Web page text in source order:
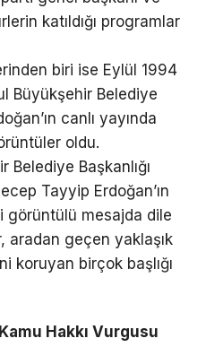
katıldığı programlar
biri ise Eylül 1994
Büyükşehir Belediye
canlı yayında
oldu.
Belediye Başkanlığı
Tayyip Erdoğan’ın
görüntülü mesajda dile
aradan geçen yaklaşık
koruyan birçok başlığı
Hakkı Vurgusu